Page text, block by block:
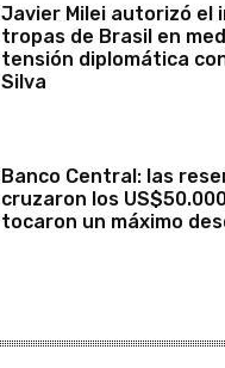
Javier Milei autorizó el
tropas de Brasil en
tensión diplomática
Silva
Banco Central: las
cruzaron los
tocaron un máximo